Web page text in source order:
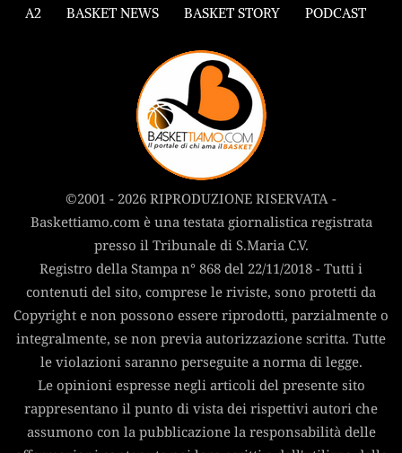
A2
BASKET NEWS BASKET STORY PODCAST
©2001 - 2026 RIPRODUZIONE RISERVATA -
Baskettiamo.com è una testata giornalistica registrata
presso il Tribunale di S.Maria C.V.
Registro della Stampa n° 868 del 22/11/2018 - Tutti i
contenuti del sito, comprese le riviste, sono protetti da
Copyright e non possono essere riprodotti, parzialmente o
integralmente, se non previa autorizzazione scritta. Tutte
le violazioni saranno perseguite a norma di legge.
Le opinioni espresse negli articoli del presente sito
rappresentano il punto di vista dei rispettivi autori che
assumono con la pubblicazione la responsabilità delle